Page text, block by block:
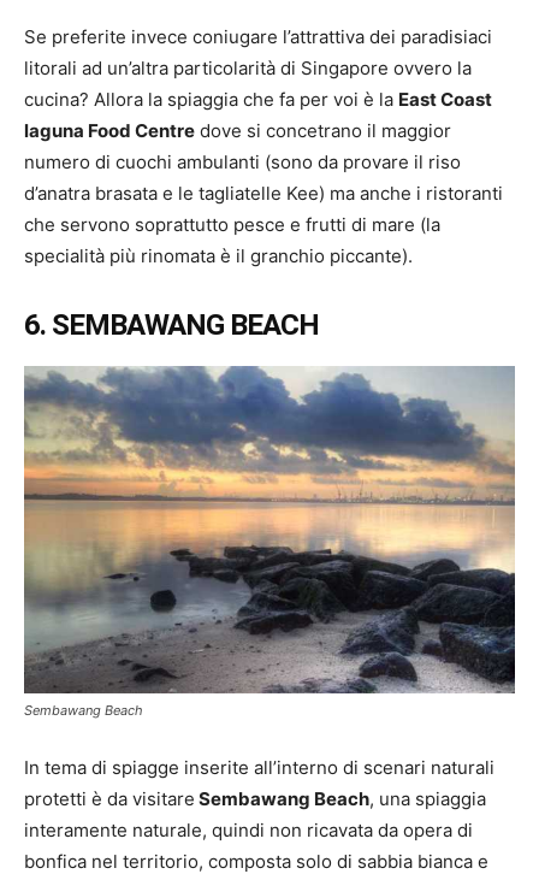
Se preferite invece coniugare l’attrattiva dei paradisiaci
litorali ad un’altra particolarità di Singapore ovvero la
cucina? Allora la spiaggia che fa per voi è la East Coast
laguna Food Centre dove si concetrano il maggior
numero di cuochi ambulanti (sono da provare il riso
d’anatra brasata e le tagliatelle Kee) ma anche i ristoranti
che servono soprattutto pesce e frutti di mare (la
specialità più rinomata è il granchio piccante).
6. SEMBAWANG BEACH
Sembawang Beach
In tema di spiagge inserite all’interno di scenari naturali
protetti è da visitare Sembawang Beach, una spiaggia
interamente naturale, quindi non ricavata da opera di
bonfica nel territorio, composta solo di sabbia bianca e